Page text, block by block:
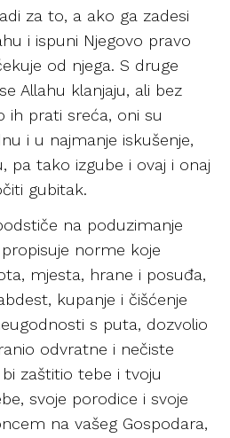
za to, a ako ga zadesi
i ispuni Njegovo pravo
od njega. S druge
Allahu klanjaju, ali bez
ih prati sreća, oni su
i u najmanje iskušenje,
pa tako izgube i ovaj i onaj
gubitak.
na poduzimanje
norme koje
mjesta, hrane i posuđa,
kupanje i čišćenje
s puta, dozvolio
odvratne i nečiste
zaštitio tebe i tvoju
svoje porodice i svoje
na vašeg Gospodara,